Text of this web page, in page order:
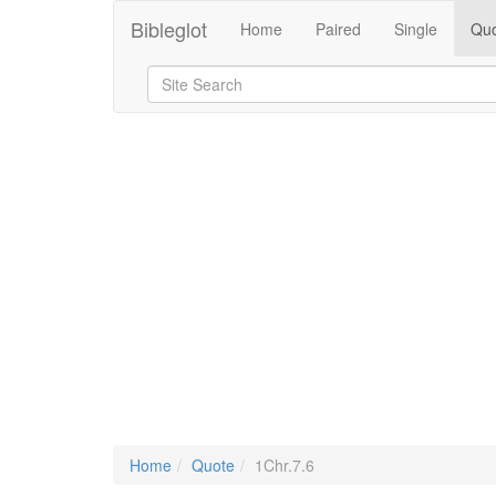
Bibleglot Home Paired Single
Home Quote 1Chr.7.6